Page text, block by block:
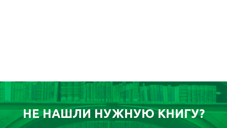
НЕ НАШЛИ НУЖНУЮ КНИГУ?